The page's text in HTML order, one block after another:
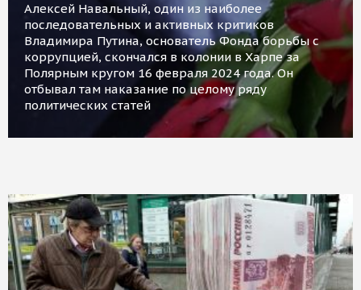
Алексей Навальный, один из наиболее
последовательных и активных критиков
Владимира Путина, основатель Фонда борьбы с
коррупцией, скончался в колонии в Харпе за
Полярным кругом 16 февраля 2024 года. Он
отбывал там наказание по целому ряду
политических статей